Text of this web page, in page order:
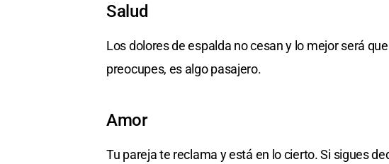
Salud
Los dolores de espalda no cesan y lo mejor será
preocupes, es algo pasajero.
Amor
Tu pareja te reclama y está en lo cierto. Si sigues